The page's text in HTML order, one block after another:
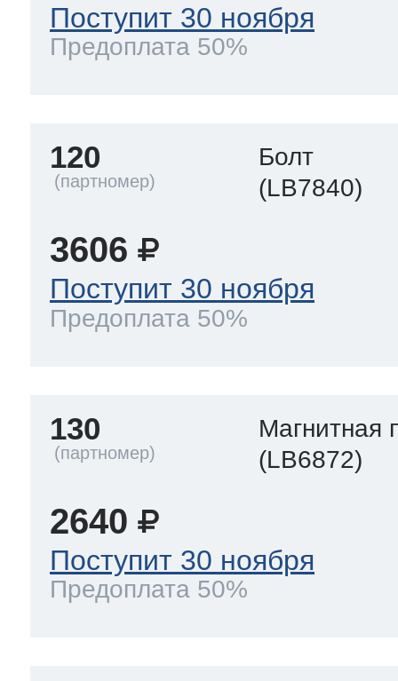
Поступит 30 ноября
Предоплата 50%
120
Болт
(LB7840)
3606
Поступит 30 ноября
Предоплата 50%
130
Магнитная
(LB6872)
2640
Поступит 30 ноября
Предоплата 50%